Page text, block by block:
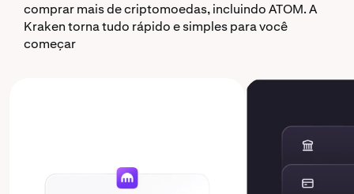
comprar mais de criptomoedas, incluindo ATOM. A
Kraken torna tudo rápido e simples para você
começar